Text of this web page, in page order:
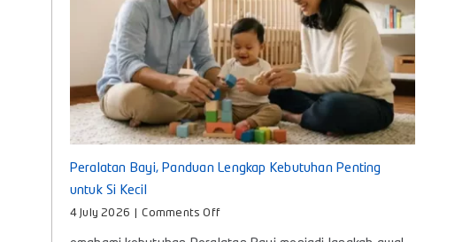
yang
Tepat
untuk
Bayi
Peralatan Bayi, Panduan Lengkap Kebutuhan Penting
untuk Si Kecil
4 July 2026 Comments Offon